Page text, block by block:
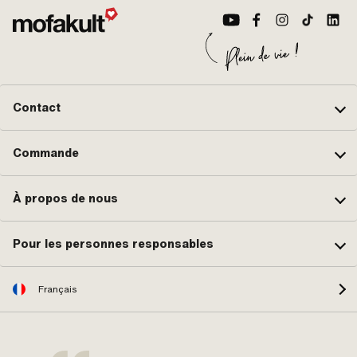
Contact
Commande
À propos de nous
Pour les personnes responsables
Français